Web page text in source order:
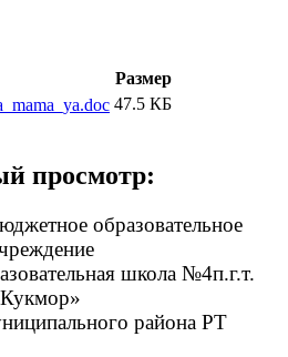
Размер
47.5 КБ
просмотр:
образовательное
школа №4п.г.т.
Кукмор»
района РТ